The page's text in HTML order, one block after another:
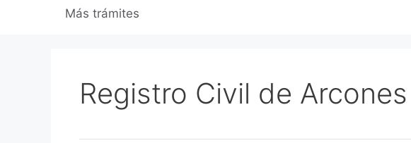
Más trámites
Registro Civil de Arcones